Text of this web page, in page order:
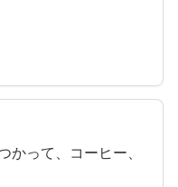
かって、コーヒー、